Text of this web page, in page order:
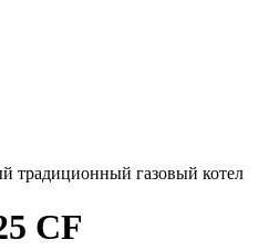
традиционный газовый котел
CF